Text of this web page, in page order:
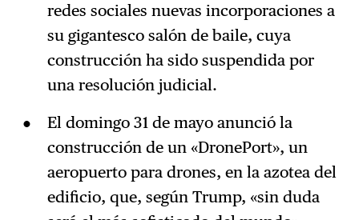
redes sociales nuevas incorporaciones a
su gigantesco salón de baile, cuya
construcción ha sido suspendida por
una resolución judicial.
El domingo 31 de mayo anunció la
construcción de un «DronePort», un
aeropuerto para drones, en la azotea del
edificio, que, según Trump, «sin duda